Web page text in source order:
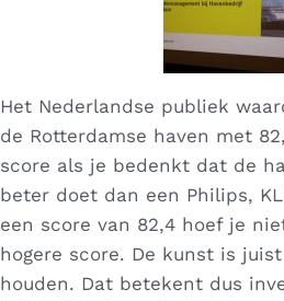
Het Nederlandse publiek
de Rotterdamse haven met
score als je bedenkt dat de
beter doet dan een Philips,
een score van 82,4 hoef je
hogere score. De kunst is
houden. Dat betekent dus